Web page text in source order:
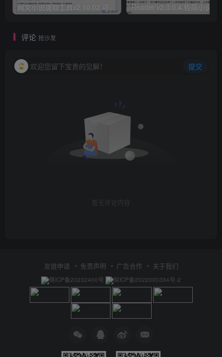
评论 抢沙发
欢迎您留下宝贵的见解！ 提交
暂无评论内容
友链申请 免责声明 广告合作 关于我们
萌ICP备20232400号 皖ICP备2022000334号-2